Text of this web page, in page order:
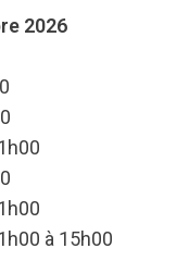
2026
à 15h00